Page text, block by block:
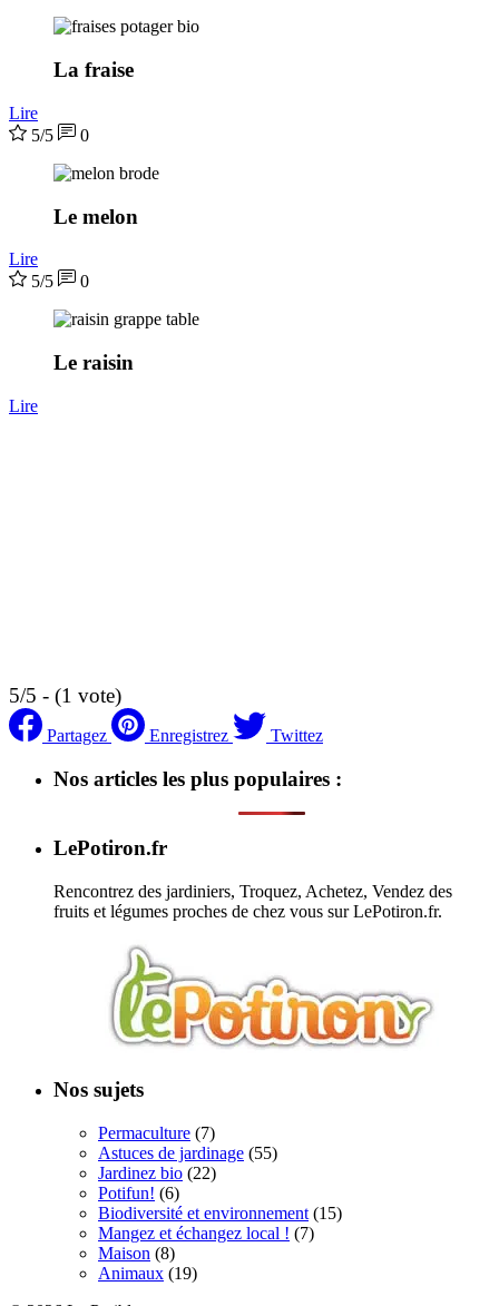
La fraise
Lire
5/5
0
Le melon
Lire
5/5
0
Le raisin
Lire
5/5 - (1 vote)
Partagez Enregistrez Twittez
Nos articles les plus populaires :
LePotiron.fr
Rencontrez des jardiniers, Troquez, Achetez, Vendez des
fruits et légumes proches de chez vous sur LePotiron.fr.
Nos sujets
Permaculture (7)
Astuces de jardinage (55)
Jardinez bio (22)
Potifun! (6)
Biodiversité et environnement (15)
Mangez et échangez local ! (7)
Maison (8)
Animaux (19)